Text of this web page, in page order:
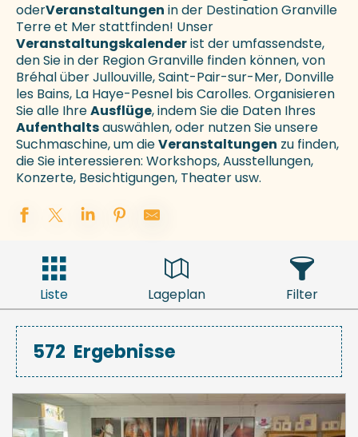
oderVeranstaltungen in der Destination Granville
Terre et Mer stattfinden! Unser
Veranstaltungskalenderist der umfassendste,
den Sie in der Region Granville finden können, von
Bréhal über Jullouville, Saint-Pair-sur-Mer, Donville
les Bains, La Haye-Pesnel bis Carolles. Organisieren
Sie alle IhreAusflüge, indem Sie die Daten Ihres
Aufenthaltsauswählen, oder nutzen Sie unsere
Suchmaschine, um dieVeranstaltungen zu finden,
die Sie interessieren: Workshops, Ausstellungen,
Konzerte, Besichtigungen, Theater usw.
Liste Lageplan Filter
572 Ergebnisse